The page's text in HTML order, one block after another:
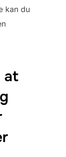
kan du
at